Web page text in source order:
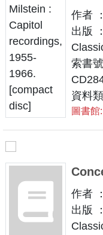
作者
出版
索書
資料
圖書館
作者
出版